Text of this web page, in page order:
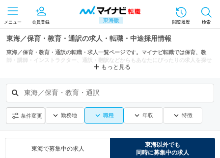
東海版
メニュー 会員登録 閲覧履歴 検索
東海／保育・教育・通訳の求人・転職・中途採用情報
東海／保育・教育・通訳の転職・求人一覧ページです。マイナビ転職では保育、教
師・講師・インストラクター、通訳・翻訳などからもあなたにぴったりの求人を探せ
もっと見る
東海／保育・教育・通訳
条件変更 勤務地 職種 年収 特徴
東海で募集中の求人
東海以外でも
同時に募集中の求人